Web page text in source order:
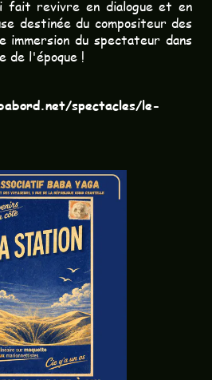
fait revivre en dialogue et en
destinée du compositeur des
immersion du spectateur dans
de l'époque !
spectacles/le-